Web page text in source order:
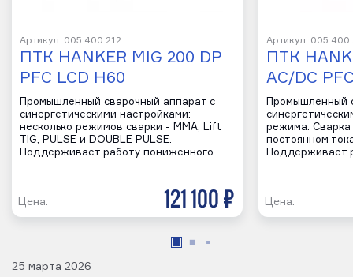
Артикул: 005.400.212
ПТК HANKER MIG 200 DP
PFC LCD H60
Промышленный сварочный аппарат с
синергетическими настройками:
несколько режимов сварки - MMA, Lift
TIG, PULSE и DOUBLE PULSE.
Поддерживает работу пониженного…
Цена: 121 100 р
Артикул:
ПТК
AC/DC
Промышленный
режима.
постоянном
Поддерживает
Цена:
25 марта 2026